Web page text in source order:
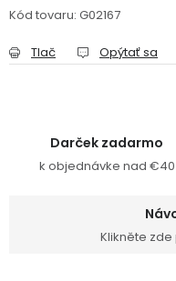
Přihlášení
Kód tovaru: G02167
Tlač Opýtať sa
Darček zadarmo
k objednávke nad €40
Klikněte